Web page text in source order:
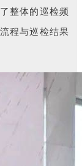
整体的巡检频
程与巡检结果